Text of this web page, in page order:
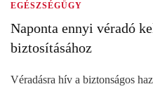
EGÉSZSÉGÜGY
Naponta ennyi véradó
biztosításához
Véradásra hív a biztonságos